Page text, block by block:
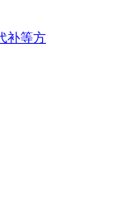
补等方